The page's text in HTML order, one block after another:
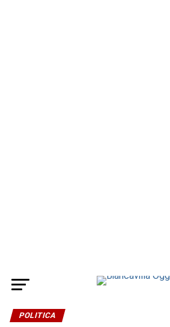
POLITICA